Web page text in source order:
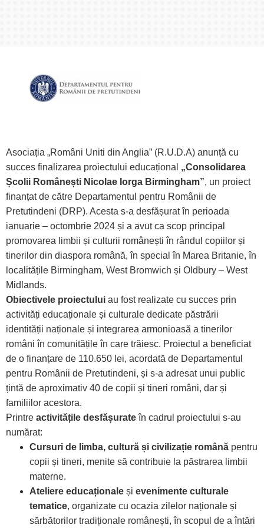
Asociația „Români Uniti din Anglia” (R.U.D.A) anunță cu
succes finalizarea proiectului educațional „Consolidarea
Școlii Românești Nicolae Iorga Birmingham”, un proiect
finanțat de către Departamentul pentru Românii de
Pretutindeni (DRP). Acesta s-a desfășurat în perioada
ianuarie – octombrie 2024 și a avut ca scop principal
promovarea limbii și culturii românești în rândul copiilor și
tinerilor din diaspora română, în special în Marea Britanie, în
localitățile Birmingham, West Bromwich și Oldbury – West
Midlands.
Obiectivele proiectului au fost realizate cu succes prin
activități educaționale și culturale dedicate păstrării
identității naționale și integrarea armonioasă a tinerilor
români în comunitățile în care trăiesc. Proiectul a beneficiat
de o finanțare de 110.650 lei, acordată de Departamentul
pentru Românii de Pretutindeni, și s-a adresat unui public
țintă de aproximativ 40 de copii și tineri români, dar și
familiilor acestora.
Printre activitățile desfășurateîn cadrul proiectului s-au
numărat:
Cursuri de limba, cultură și civilizație română pentru
copii și tineri, menite să contribuie la păstrarea limbii
materne.
Ateliere educaționale și evenimente culturale
tematice, organizate cu ocazia zilelor naționale și
sărbătorilor tradiționale românești, în scopul de a întări